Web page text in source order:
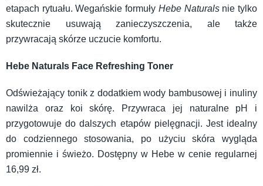
etapach rytuału. Wegańskie formuły Hebe Naturalsnie tylko
skutecznie usuwają zanieczyszczenia, ale także
przywracają skórze uczucie komfortu.
Hebe Naturals Face Refreshing Toner
Odświeżający tonik z dodatkiem wody bambusowej i inuliny
nawilża oraz koi skórę. Przywraca jej naturalne pH i
przygotowuje do dalszych etapów pielęgnacji. Jest idealny
do codziennego stosowania, po użyciu skóra wygląda
promiennie i świeżo. Dostępny w Hebe w cenie regularnej
16,99 zł.